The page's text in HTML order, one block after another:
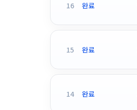
16 완료
15 완료
14 완료